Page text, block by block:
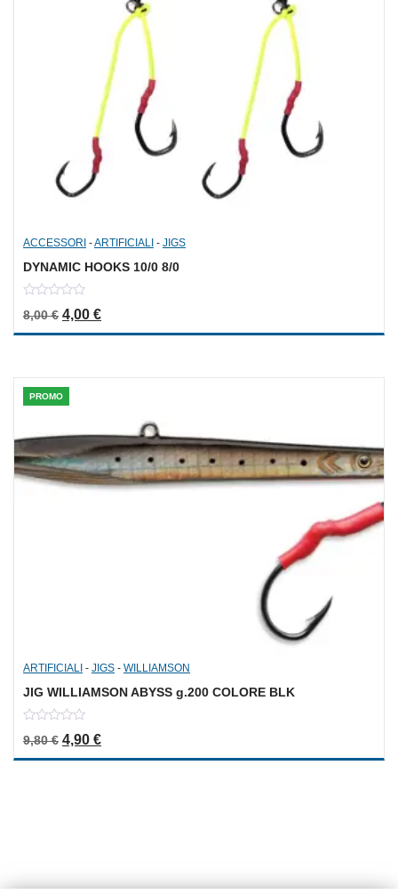
ACCESSORI -ARTIFICIALI - JIGS
DYNAMIC HOOKS 10/0 8/0
out
8,00€ Il prezzo originale era: 8,00 €.
4,00 €Il prezzo attuale è: 4,00 €.
PROMO
ARTIFICIALI - JIGS - WILLIAMSON
JIG WILLIAMSON ABYSS g.200 COLORE BLK
out
of
9,80€ Il prezzo originale era: 9,80 €.
4,90 €Il prezzo attuale è: 4,90 €.